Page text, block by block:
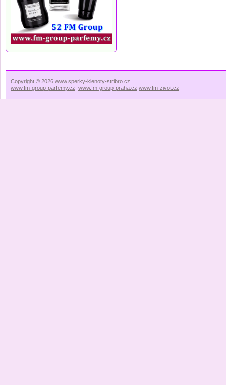
Copyright © 2026 www.sperky-klenoty-stribro.cz
www.fm-group-parfemy.cz www.fm-group-praha.cz www.fm-zivot.cz